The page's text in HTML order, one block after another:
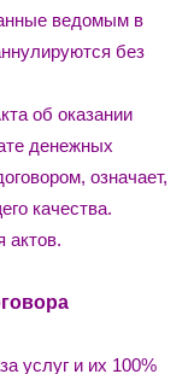
ведомым в
без
об оказании
денежных
означает,
качества.
актов.
услуг и их 100%